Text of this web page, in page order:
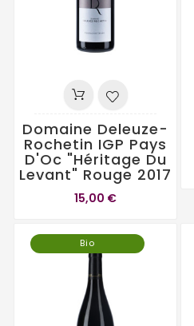
Domaine Deleuze-
Rochetin IGP Pays
D'Oc "Héritage Du
Levant" Rouge 2017
15,00 €
Bio